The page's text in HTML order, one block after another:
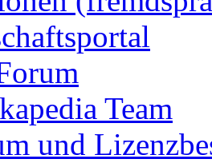
Team
und